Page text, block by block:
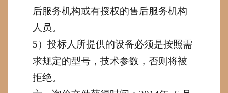
后服务机构或有授权的售后服务机构
人员。
5）投标人所提供的设备必须是按照需
求规定的型号，技术参数，否则将被
拒绝。